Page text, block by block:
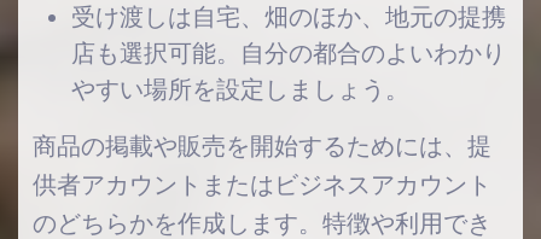
受け渡しは自宅、畑のほか、地元の提携
店も選択可能。自分の都合のよいわかり
やすい場所を設定しましょう。
商品の掲載や販売を開始するためには、提
供者アカウントまたはビジネスアカウント
のどちらかを作成します。特徴や利用でき